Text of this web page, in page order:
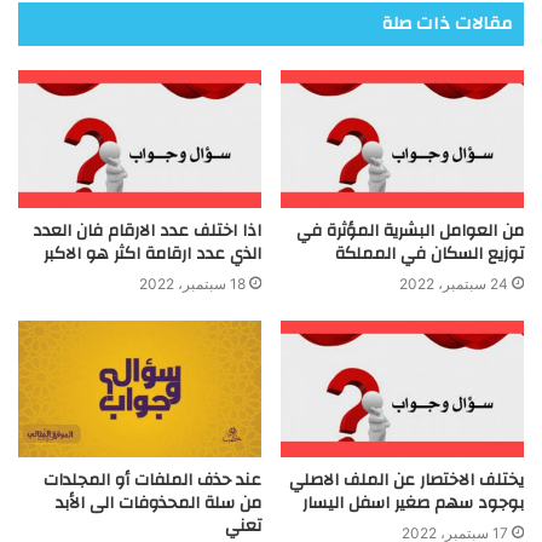
مقالات ذات صلة
من العوامل البشرية المؤثرة في
توزيع السكان في المملكة
24 سبتمبر، 2022
اذا اختلف عدد الارقام فان العدد
الذي عدد ارقامة اكثر هو الاكبر
18 سبتمبر، 2022
يختلف الاختصار عن الملف الاصلي
بوجود سهم صغير اسفل اليسار
17 سبتمبر، 2022
عند حذف الملفات أو المجلدات
من سلة المحذوفات الى الأبد
تعني